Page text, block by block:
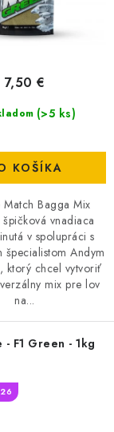
»
(>5 ks)
7,50 €
KOŠÍKA
Match Bagga Mix
vnadiaca
v spolupráci s
špecialistom Andym
ktorý chcel vytvoriť
mix pre lov
na...
F1 Green - 1kg